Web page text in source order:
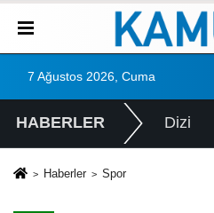
7 Ağustos 2026, Cuma
HABERLER Dizi
Haberler Spor